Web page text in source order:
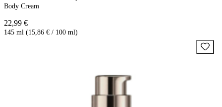
Body Cream
22,99 €
145 ml (15,86 € / 100 ml)